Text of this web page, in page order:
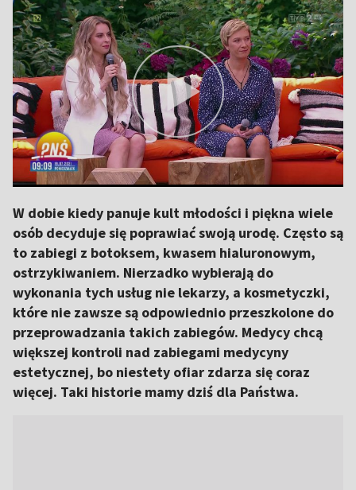
W dobie kiedy panuje kult młodości i piękna wiele
osób decyduje się poprawiać swoją urodę. Często są
to zabiegi z botoksem, kwasem hialuronowym,
ostrzykiwaniem. Nierzadko wybierają do
wykonania tych usług nie lekarzy, a kosmetyczki,
które nie zawsze są odpowiednio przeszkolone do
przeprowadzania takich zabiegów. Medycy chcą
większej kontroli nad zabiegami medycyny
estetycznej, bo niestety ofiar zdarza się coraz
więcej. Taki historie mamy dziś dla Państwa.